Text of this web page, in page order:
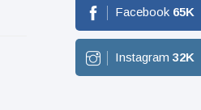
Facebook 65K
Instagram 32K